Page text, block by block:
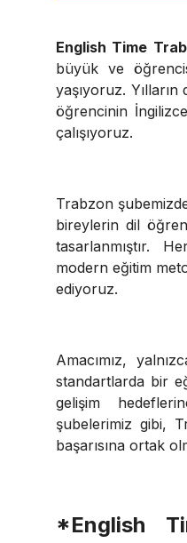
English Time
büyük ve
yaşıyoruz.
öğrencinin
çalışıyoruz.
Trabzon
bireylerin dil
tasarlanmıştır.
modern eğitim
ediyoruz.
Amacımız,
standartlarda bir
gelişim
şubelerimiz gibi,
başarısına ortak
*English